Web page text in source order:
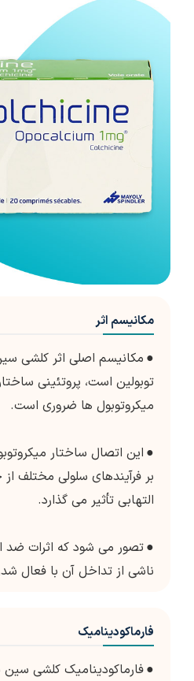
مکانیسم اثر
● مکانیسم اصلی اثر کلشی
توبولین است، پروتئینی
میکروتوبول ها ضروری است.
● این اتصال ساختار
بر فرآیندهای سلولی مختلف
التهابی تأثیر می گذارد.
●تصور می شود که اثرات ضد
ناشی از تداخل آن با فعال
فارماکودینامیک
●فارماکودینامیک کلشی